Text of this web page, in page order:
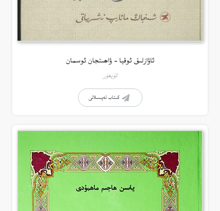
ئاۋازلىق ئوقيا – ۋاھىتجان ئوسمان
ئۇيغۇر
كىتاب تەپسىلاتى